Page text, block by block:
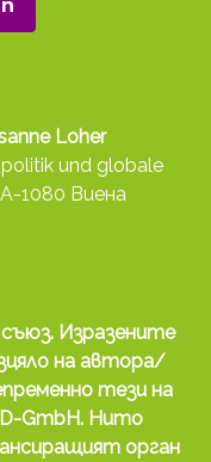
Loher
und globale
1080 Виена
Изразените
на автора/
тези на
GmbH. Нито
орган